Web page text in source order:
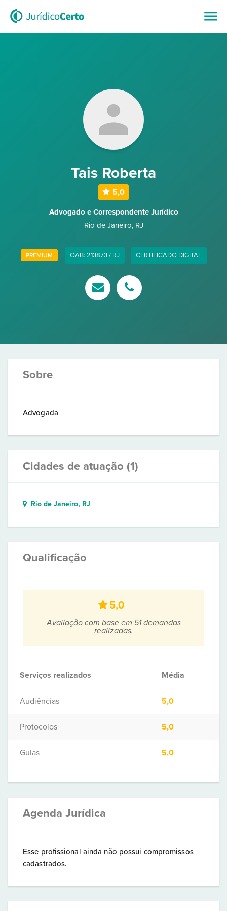
Tais Roberta
5,0
Advogado e Correspondente Jurídico
Rio de Janeiro, RJ
PREMIUM OAB: 213873 / RJ CERTIFICADO DIGITAL
Sobre
Advogada
Cidades de atuação (1)
Rio de Janeiro, RJ
Qualificação
5,0
Avaliação com base em 51 demandas
realizadas.
Serviços realizados Média
Audiências 5,0
Protocolos 5,0
Guias 5,0
Agenda Jurídica
Esse profissional ainda não possui compromissos
cadastrados.